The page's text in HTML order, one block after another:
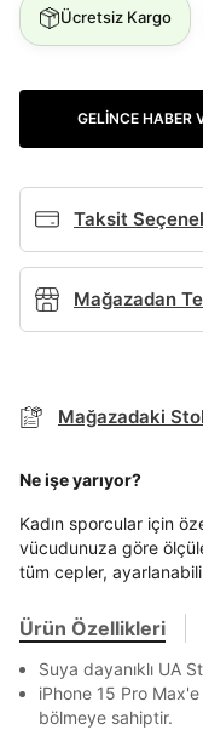
Ücretsiz Kargo
GELINCE HABER
Taksit
Banka
İşbankası
Akbank
QNB
AnadoluBank
Mağazadan
Mağazadaki
Ne işe yarıyor?
Kadın sporcular için
vücudunuza göre
tüm cepler,
Ürün Özellikleri
Suya dayanıklı UA
iPhone 15 Pro
bölmeye sahiptir.
Mağazada
Ürün
Siparişinizin
E-posta Adresi *
Sipariş Numaranız *
E-posta Adresi*
Şifre*
En az 8
Bir rakam
En az 1 özel
Bilgilerinizi
ile gelen kodu
Bilgilerinizi
ile gelen kodu